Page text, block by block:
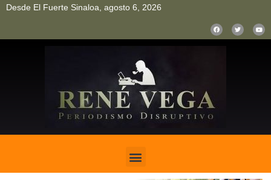
Desde El Fuerte Sinaloa, agosto 6, 2026